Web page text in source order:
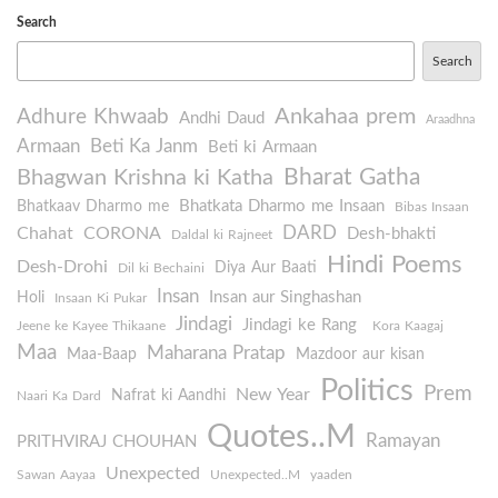
Search
Search
Adhure Khwaab Andhi Daud Ankahaa prem Araadhna
Armaan Beti Ka Janm Beti ki Armaan
Bhagwan Krishna ki Katha Bharat Gatha
Bhatkaav Dharmo me Bhatkata Dharmo me Insaan Bibas Insaan
Chahat CORONA Daldal ki Rajneet DARD Desh-bhakti
Desh-Drohi Dil ki Bechaini Diya Aur Baati Hindi Poems
Holi Insaan Ki Pukar Insan Insan aur Singhashan
Jeene ke Kayee Thikaane Jindagi Jindagi ke Rang Kora Kaagaj
Maa Maa-Baap Maharana Pratap Mazdoor aur kisan
Naari Ka Dard Nafrat ki Aandhi New Year Politics Prem
PRITHVIRAJ CHOUHAN Quotes..M Ramayan
Sawan Aayaa Unexpected Unexpected..M yaaden